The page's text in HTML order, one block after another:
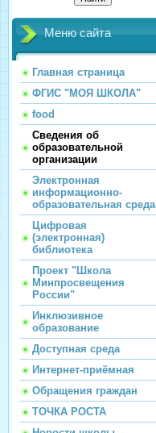
Меню сайта
Главная страница
ФГИС "МОЯ ШКОЛА"
food
Сведения об
образовательной
организации
Электронная
информационно-
образовательная среда
Цифровая
(электронная)
библиотека
Проект "Школа
Минпросвещения
России"
Инклюзивное
образование
Доступная среда
Интернет-приёмная
Обращения граждан
ТОЧКА РОСТА